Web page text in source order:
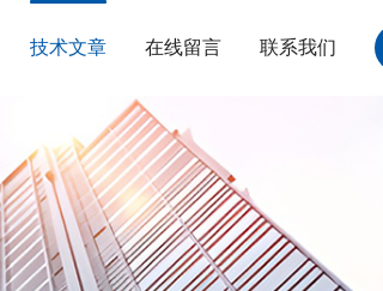
技术文章 在线留言 联系我们